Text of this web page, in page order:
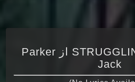
متن آهنگ STRUGGLING از Parker
Jack